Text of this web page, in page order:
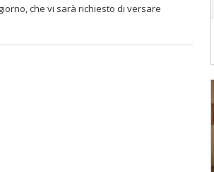
che vi sarà richiesto di versare